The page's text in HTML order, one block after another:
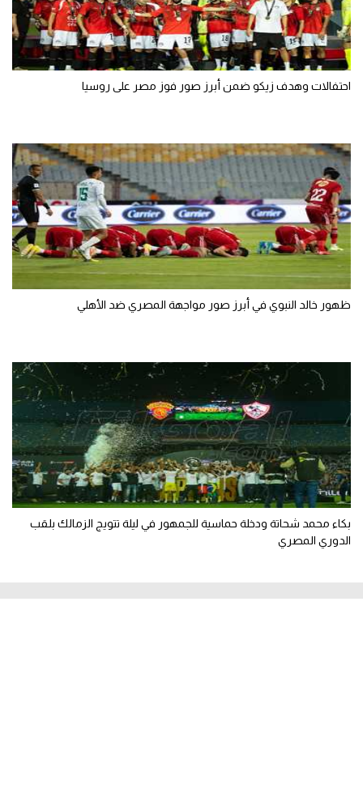
احتفالات وهدف زيكو ضمن أبرز صور فوز مصر على روسيا
ظهور خالد النبوي في أبرز صور مواجهة المصري ضد الأهلي
بكاء محمد شحاتة ودخلة حماسية للجمهور في ليلة تتويج الزمالك بلقب
الدوري المصري